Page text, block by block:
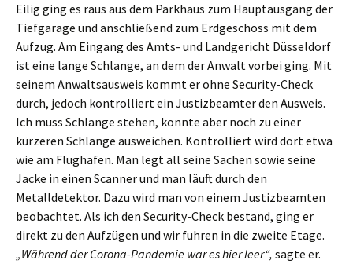
Eilig ging es raus aus dem Parkhaus zum Hauptausgang der
Tiefgarage und anschließend zum Erdgeschoss mit dem
Aufzug. Am Eingang des Amts- und Landgericht Düsseldorf
ist eine lange Schlange, an dem der Anwalt vorbei ging. Mit
seinem Anwaltsausweis kommt er ohne Security-Check
durch, jedoch kontrolliert ein Justizbeamter den Ausweis.
Ich muss Schlange stehen, konnte aber noch zu einer
kürzeren Schlange ausweichen. Kontrolliert wird dort etwa
wie am Flughafen. Man legt all seine Sachen sowie seine
Jacke in einen Scanner und man läuft durch den
Metalldetektor. Dazu wird man von einem Justizbeamten
beobachtet. Als ich den Security-Check bestand, ging er
direkt zu den Aufzügen und wir fuhren in die zweite Etage.
„Während der Corona-Pandemie war es hier leer“, sagte er.